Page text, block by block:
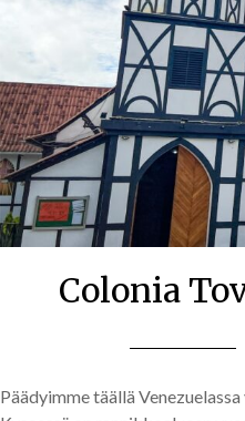
Colonia
Päädyimme täällä